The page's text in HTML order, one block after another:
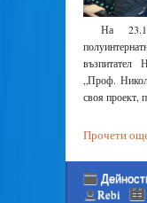
На
„Проф.
своя проект,
Прочети още
Rebi